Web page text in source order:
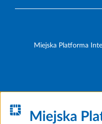
Miejska Platforma
Miejska